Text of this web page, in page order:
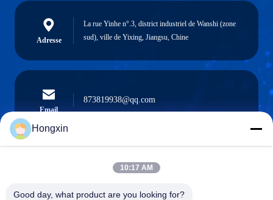
Adresse
La rue Yinhe n°.3, district industriel de Wanshi (zone
sud), ville de Yixing, Jiangsu, Chine
Email
873819938@qq.com
0086-510-13601538657
Hongxin
10:17 AM
Good day, what product are you looking for?